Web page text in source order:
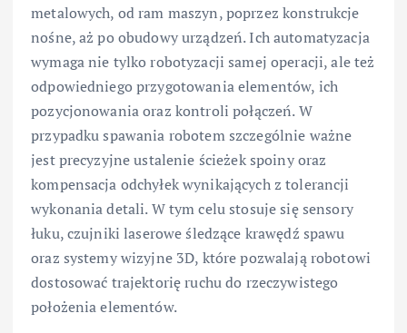
metalowych, od ram maszyn, poprzez konstrukcje
nośne, aż po obudowy urządzeń. Ich automatyzacja
wymaga nie tylko robotyzacji samej operacji, ale też
odpowiedniego przygotowania elementów, ich
pozycjonowania oraz kontroli połączeń. W
przypadku spawania robotem szczególnie ważne
jest precyzyjne ustalenie ścieżek spoiny oraz
kompensacja odchyłek wynikających z tolerancji
wykonania detali. W tym celu stosuje się sensory
łuku, czujniki laserowe śledzące krawędź spawu
oraz systemy wizyjne 3D, które pozwalają robotowi
dostosować trajektorię ruchu do rzeczywistego
położenia elementów.